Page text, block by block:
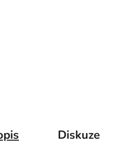
Diskuze